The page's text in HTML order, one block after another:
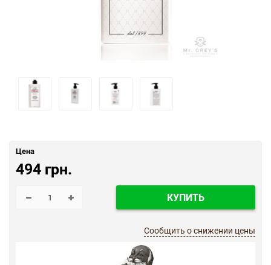
Цена
494 грн.
КУПИТЬ
Сообщить о снижении цены